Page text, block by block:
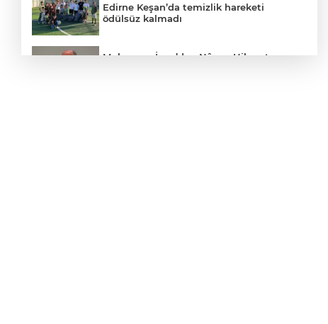
Edirne Keşan’da temizlik hareketi
ödülsüz kalmadı
Muharrem İnce’den Nâzım Hikmet